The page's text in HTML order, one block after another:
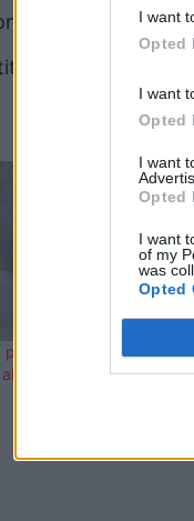
I want
Opted
I want
Opted
I want
Opted
I want
of my
was
Opted
tha Durmishi.
reshje të borës
Përfshihet
Kosova,